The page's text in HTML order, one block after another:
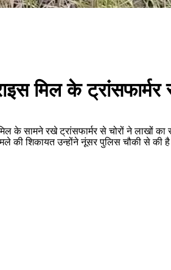
मिल के
के सामने रखे ट्रांसफार्मर से चोरों ने लाखों
की शिकायत उन्होंने नूंसर पुलिस चौकी से की